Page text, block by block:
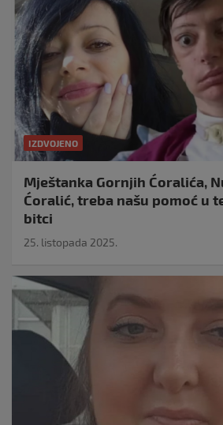
IZDVOJENO
Mještanka Gornjih Ćoralića,
Ćoralić, treba našu pomoć u
bitci
25. listopada 2025.